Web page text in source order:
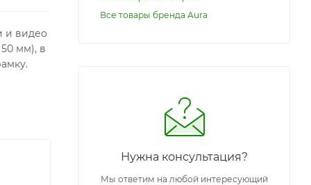
и видео
мм), в
Все товары бренда Aura
Нужна консультация?
Мы ответим на любой интересующий